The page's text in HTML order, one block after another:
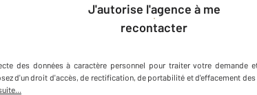
J'autorise l'agence à me
recontacter
des données à caractère personnel pour traiter votre demande
d'un droit d'accès, de rectification, de portabilité et d'effacement